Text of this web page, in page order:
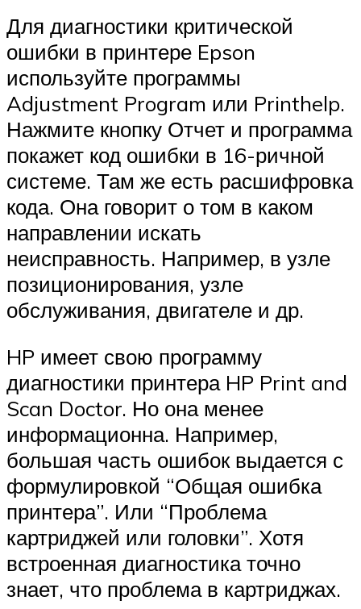
Для диагностики критической
ошибки в принтере Epson
используйте программы
Adjustment Program или Printhelp.
Нажмите кнопку Отчет и программа
покажет код ошибки в 16-ричной
системе. Там же есть расшифровка
кода. Она говорит о том в каком
направлении искать
неисправность. Например, в узле
позиционирования, узле
обслуживания, двигателе и др.
HP имеет свою программу
диагностики принтера HP Print and
Scan Doctor. Но она менее
информационна. Например,
большая часть ошибок выдается с
формулировкой “Общая ошибка
принтера”. Или “Проблема
картриджей или головки”. Хотя
встроенная диагностика точно
знает, что проблема в картриджах.